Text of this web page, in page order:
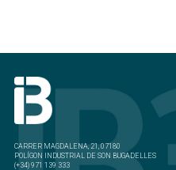
CARRER MAGDALENA, 21, 07180
POLÍGON INDUSTRIAL DE SON BUGADELLES
(+34) 971 139 333